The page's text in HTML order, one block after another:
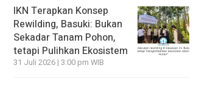
IKN Terapkan Konsep
Rewilding, Basuki: Bukan
Sekadar Tanam Pohon,
tetapi Pulihkan Ekosistem
31 Juli 2026 | 3:00 pm WIB